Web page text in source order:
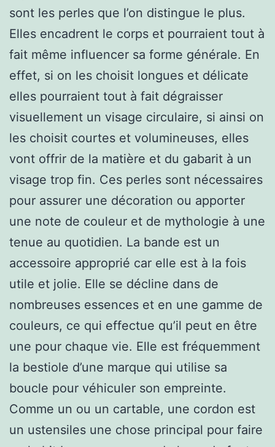
sont les perles que l’on distingue le plus.
Elles encadrent le corps et pourraient tout à
fait même influencer sa forme générale. En
effet, si on les choisit longues et délicate
elles pourraient tout à fait dégraisser
visuellement un visage circulaire, si ainsi on
les choisit courtes et volumineuses, elles
vont offrir de la matière et du gabarit à un
visage trop fin. Ces perles sont nécessaires
pour assurer une décoration ou apporter
une note de couleur et de mythologie à une
tenue au quotidien. La bande est un
accessoire approprié car elle est à la fois
utile et jolie. Elle se décline dans de
nombreuses essences et en une gamme de
couleurs, ce qui effectue qu’il peut en être
une pour chaque vie. Elle est fréquemment
la bestiole d’une marque qui utilise sa
boucle pour véhiculer son empreinte.
Comme un ou un cartable, une cordon est
un ustensiles une chose principal pour faire